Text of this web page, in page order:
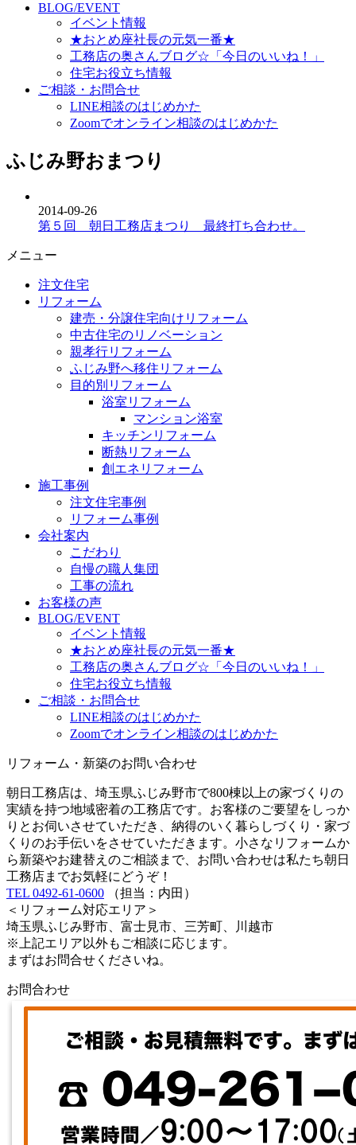
BLOG/EVENT
イベント情報
★おとめ座社長の元気一番★
工務店の奥さんブログ☆「今日のいいね！」
住宅お役立ち情報
ご相談・お問合せ
LINE相談のはじめかた
Zoomでオンライン相談のはじめかた
ふじみ野おまつり
2014-09-26
第５回 朝日工務店まつり 最終打ち合わせ。
メニュー
注文住宅
リフォーム
建売・分譲住宅向けリフォーム
中古住宅のリノベーション
親孝行リフォーム
ふじみ野へ移住リフォーム
目的別リフォーム
浴室リフォーム
マンション浴室
キッチンリフォーム
断熱リフォーム
創エネリフォーム
施工事例
注文住宅事例
リフォーム事例
会社案内
こだわり
自慢の職人集団
工事の流れ
お客様の声
BLOG/EVENT
イベント情報
★おとめ座社長の元気一番★
工務店の奥さんブログ☆「今日のいいね！」
住宅お役立ち情報
ご相談・お問合せ
LINE相談のはじめかた
Zoomでオンライン相談のはじめかた
リフォーム・新築のお問い合わせ
朝日工務店は、埼玉県ふじみ野市で800棟以上の家づくりの
実績を持つ地域密着の工務店です。お客様のご要望をしっか
りとお伺いさせていただき、納得のいく暮らしづくり・家づ
くりのお手伝いをさせていただきます。小さなリフォームか
ら新築やお建替えのご相談まで、お問い合わせは私たち朝日
工務店までお気軽にどうぞ！
TEL 0492-61-0600 （担当：内田）
＜リフォーム対応エリア＞
埼玉県ふじみ野市、富士見市、三芳町、川越市
※上記エリア以外もご相談に応じます。
まずはお問合せくださいね。
お問合わせ